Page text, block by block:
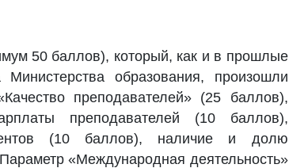
50 баллов), который, как и в прошлые
образования, произошли
преподавателей» (25 баллов),
преподавателей (10 баллов),
(10 баллов), наличие и долю
«Международная деятельность»